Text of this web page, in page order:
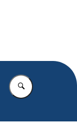
Vul in wat u